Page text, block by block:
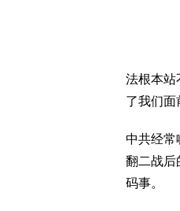
法根本站
了我们面
中共经常
翻二战后
码事。